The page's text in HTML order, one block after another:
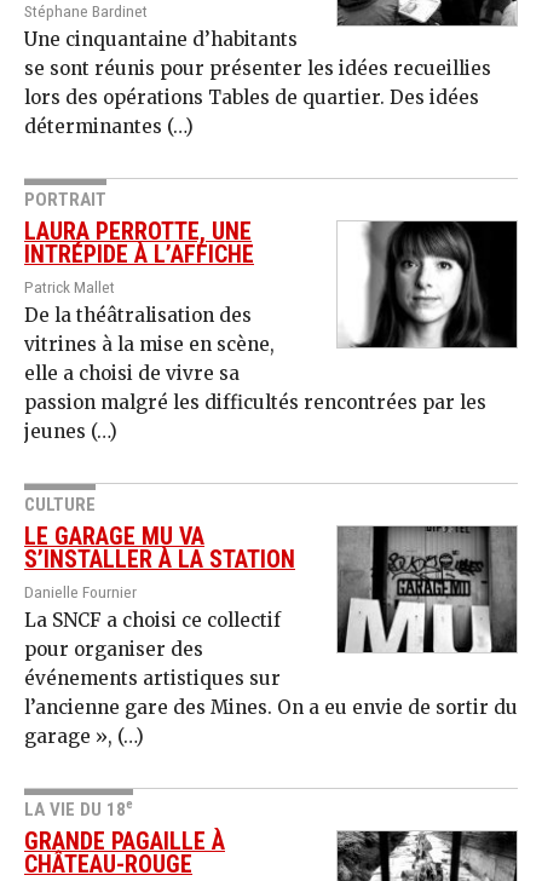
Stéphane Bardinet
Une cinquantaine d’habitants
se sont réunis pour présenter les idées recueillies
lors des opérations Tables de quartier. Des idées
déterminantes (…)
PORTRAIT
LAURA PERROTTE, UNE
INTRÉPIDE À L’AFFICHE
Patrick Mallet
De la théâtralisation des
vitrines à la mise en scène,
elle a choisi de vivre sa
passion malgré les difficultés rencontrées par les
jeunes (…)
CULTURE
LE GARAGE MU VA
S’INSTALLER À LA STATION
Danielle Fournier
La SNCF a choisi ce collectif
pour organiser des
événements artistiques sur
l’ancienne gare des Mines. On a eu envie de sortir du
garage », (…)
LA VIE DU 18e
GRANDE PAGAILLE À
CHÂTEAU-ROUGE